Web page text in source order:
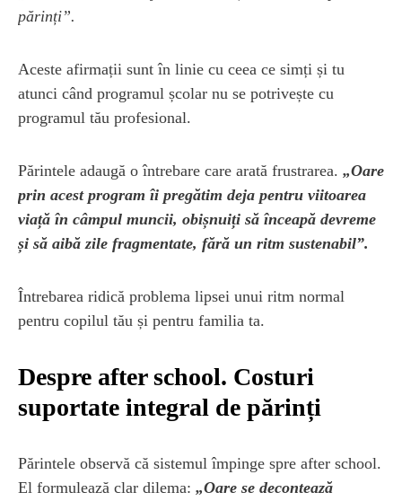
părinți”.
Aceste afirmații sunt în linie cu ceea ce simți și tu
atunci când programul școlar nu se potrivește cu
programul tău profesional.
Părintele adaugă o întrebare care arată frustrarea. „Oare
prin acest program îi pregătim deja pentru viitoarea
viață în câmpul muncii, obișnuiți să înceapă devreme
și să aibă zile fragmentate, fără un ritm sustenabil”.
Întrebarea ridică problema lipsei unui ritm normal
pentru copilul tău și pentru familia ta.
Despre after school. Costuri
suportate integral de părinți
Părintele observă că sistemul împinge spre after school.
El formulează clar dilema: „Oare se decontează